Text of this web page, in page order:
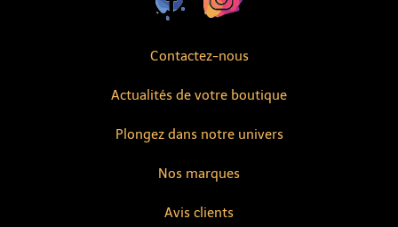
Contactez-nous
Actualités de votre boutique
Avis clients
Nos marques
Plongez dans notre univers